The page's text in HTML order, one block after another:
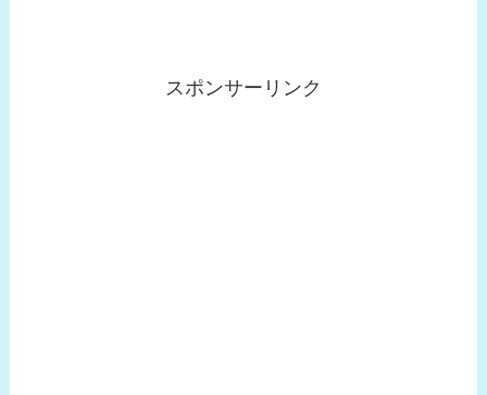
スポンサーリンク